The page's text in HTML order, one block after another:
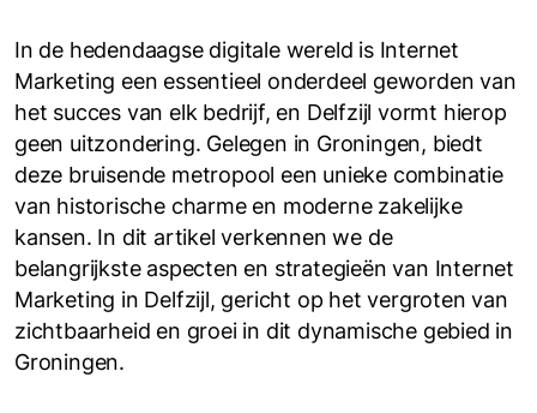
In de hedendaagse digitale wereld is Internet
Marketing een essentieel onderdeel geworden van
het succes van elk bedrijf, en Delfzijl vormt hierop
geen uitzondering. Gelegen in Groningen, biedt
deze bruisende metropool een unieke combinatie
van historische charme en moderne zakelijke
kansen. In dit artikel verkennen we de
belangrijkste aspecten en strategieën van Internet
Marketing in Delfzijl, gericht op het vergroten van
zichtbaarheid en groei in dit dynamische gebied in
Groningen.